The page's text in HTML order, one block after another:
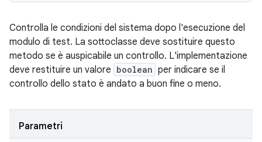
Controlla le condizioni del sistema dopo l'esecuzione del
modulo di test. La sottoclasse deve sostituire questo
metodo se è auspicabile un controllo. L'implementazione
deve restituire un valore boolean per indicare se il
controllo dello stato è andato a buon fine o meno.
Parametri